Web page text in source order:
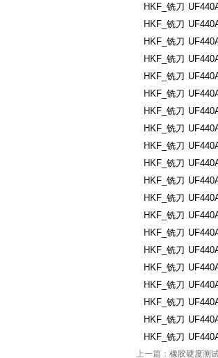
HKF_铣刀
HKF_铣刀
HKF_铣刀
HKF_铣刀
HKF_铣刀
HKF_铣刀
HKF_铣刀
HKF_铣刀
HKF_铣刀
HKF_铣刀
HKF_铣刀
HKF_铣刀
HKF_铣刀
HKF_铣刀
HKF_铣刀
HKF_铣刀
HKF_铣刀
HKF_铣刀
HKF_铣刀
HKF_铣刀
上一篇： 橡胶硬度测